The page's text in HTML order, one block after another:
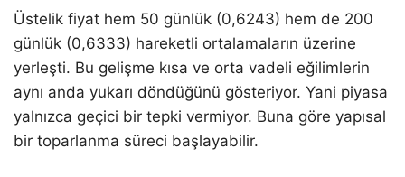
Üstelik fiyat hem 50 günlük (0,6243) hem de 200
günlük (0,6333) hareketli ortalamaların üzerine
yerleşti. Bu gelişme kısa ve orta vadeli eğilimlerin
aynı anda yukarı döndüğünü gösteriyor. Yani piyasa
yalnızca geçici bir tepki vermiyor. Buna göre yapısal
bir toparlanma süreci başlayabilir.